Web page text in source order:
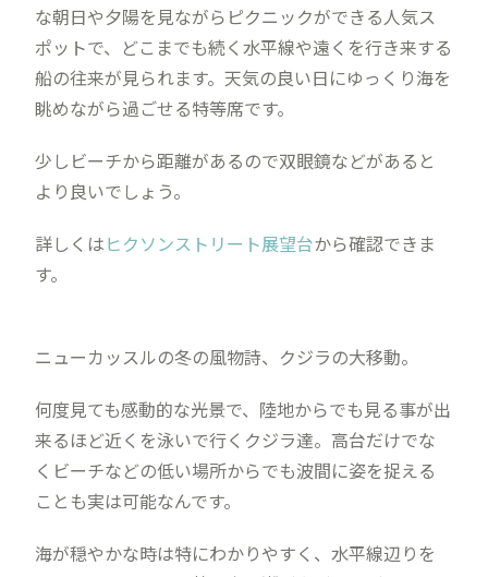
な朝日や夕陽を見ながらピクニックができる人気ス
ポットで、どこまでも続く水平線や遠くを行き来する
船の往来が見られます。天気の良い日にゆっくり海を
眺めながら過ごせる特等席です。
少しビーチから距離があるので双眼鏡などがあると
より良いでしょう。
詳しくはヒクソンストリート展望台から確認できま
す。
ニューカッスルの冬の風物詩、クジラの大移動。
何度見ても感動的な光景で、陸地からでも見る事が出
来るほど近くを泳いで行くクジラ達。高台だけでな
くビーチなどの低い場所からでも波間に姿を捉える
ことも実は可能なんです。
海が穏やかな時は特にわかりやすく、水平線辺りを